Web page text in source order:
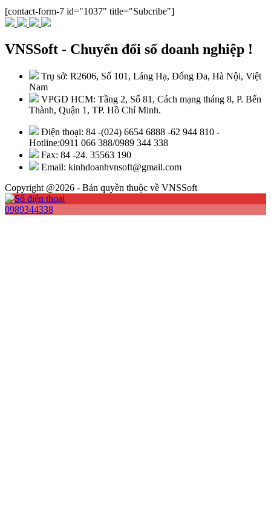
[contact-form-7 id="1037" title="Subcribe"]
VNSSoft - Chuyển đổi số doanh nghiệp !
Trụ sở: R2606, Số 101, Láng Hạ, Đống Đa, Hà Nội, Việt
Nam
VPGD HCM: Tầng 2, Số 81, Cách mạng tháng 8, P. Bến
Thành, Quận 1, TP. Hồ Chí Minh.
Điện thoại: 84 -(024) 6654 6888 -62 944 810 -
Hotline:0911 066 388/0989 344 338
Fax: 84 -24. 35563 190
Email: kinhdoanhvnsoft@gmail.com
Copyright @2026 - Bản quyền thuộc về VNSSoft
0989344338